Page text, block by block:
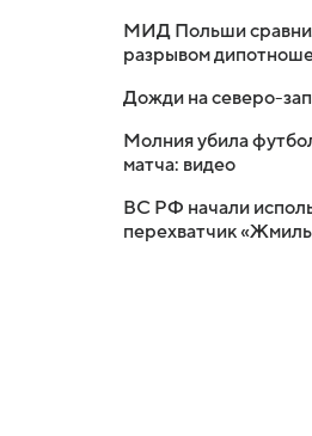
МИД Польши
разрывом
Дожди на северо-
Молния убила
матча: видео
ВС РФ начали
перехватчик